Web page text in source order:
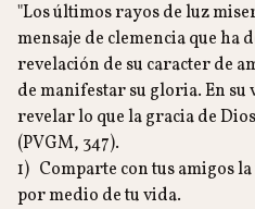
"Los últimos rayos de luz
mensaje de clemencia que ha
revelación de su caracter de
de manifestar su gloria. En su
revelar lo que la gracia de
(PVGM, 347).
1) Comparte con tus amigos
por medio de tu vida.